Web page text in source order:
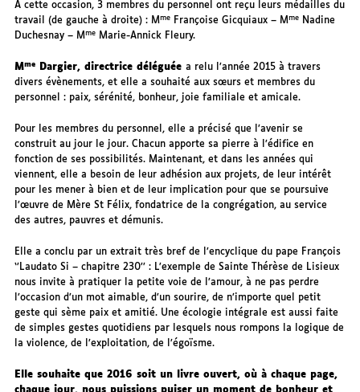
A cette occasion, 3 membres du personnel ont reçu leurs médailles du
travail (de gauche à droite) : Mme Françoise Gicquiaux – Mme
Nadine
Duchesnay – Mme Marie-Annick Fleury.
Mme Dargier, directrice déléguéea relu l’année 2015 à travers
divers évènements, et elle a souhaité aux sœurs et membres du
personnel : paix, sérénité, bonheur, joie familiale et amicale.
Pour les membres du personnel, elle a précisé que l’avenir se
construit au jour le jour. Chacun apporte sa pierre à l’édifice en
fonction de ses possibilités. Maintenant, et dans les années qui
viennent, elle a besoin de leur adhésion aux projets, de leur intérêt
pour les mener à bien et de leur implication pour que se poursuive
l’œuvre de Mère St Félix, fondatrice de la congrégation, au service
des autres, pauvres et démunis.
Elle a conclu par un extrait très bref de l’encyclique du pape François
‘’Laudato Si – chapitre 230’’ : L’exemple de Sainte Thérèse de Lisieux
nous invite à pratiquer la petite voie de l’amour, à ne pas perdre
l’occasion d’un mot aimable, d’un sourire, de n’importe quel petit
geste qui sème paix et amitié. Une écologie intégrale est aussi faite
de simples gestes quotidiens par lesquels nous rompons la logique de
la violence, de l’exploitation, de l’égoïsme.
Elle souhaite que 2016 soit un livre ouvert, où à chaque page,